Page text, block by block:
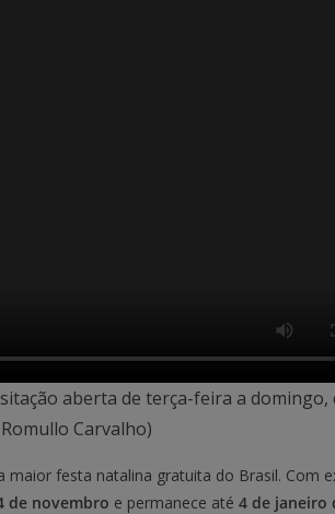
aberta de terça-feira a domingo,
Carvalho)
maior festa natalina gratuita do Brasil. Com
de novembro e permanece até 4 de janeiro